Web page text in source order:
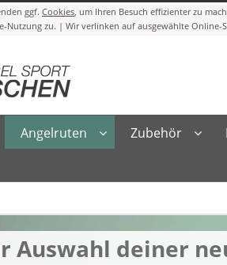
Cookies
Angelruten Zubehör
Auswahl deiner